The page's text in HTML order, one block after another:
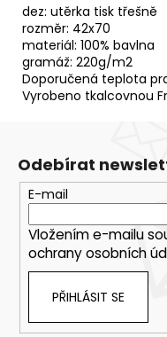
dez: utěrka tisk třešně
rozměr: 42x70
materiál: 100% bavlna
gramáž: 220g/m2
Doporučená teplota
Vyrobeno tkalcovnou
64,40
Kč
Odebírat
E-mail
Vložením e-mailu
ochrany osobních
PŘIHLÁSIT SE